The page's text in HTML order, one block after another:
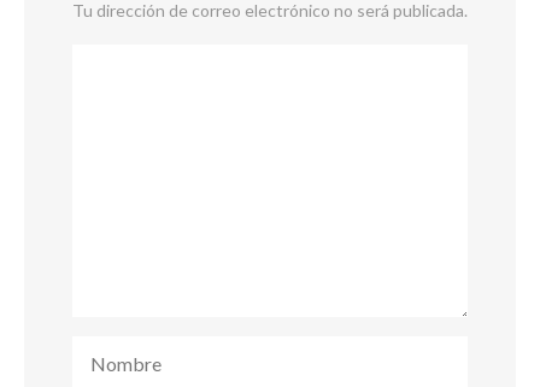
Tu dirección de correo electrónico no será publicada.